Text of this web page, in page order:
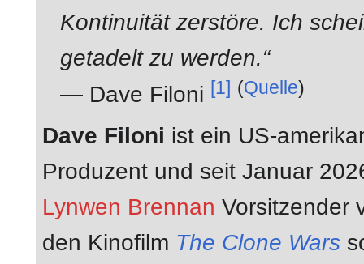
Kontinuität zerstöre. Ich
getadelt zu werden.“
— Dave Filoni [1] (Quelle)
Dave Filoni ist ein US-
Produzent und seit Januar
Lynwen Brennan Vorsitzender
den Kinofilm The Clone Wars